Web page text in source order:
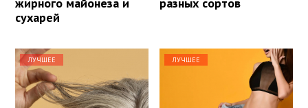
сухарей
ЛУЧШЕЕ ЛУЧШЕЕ